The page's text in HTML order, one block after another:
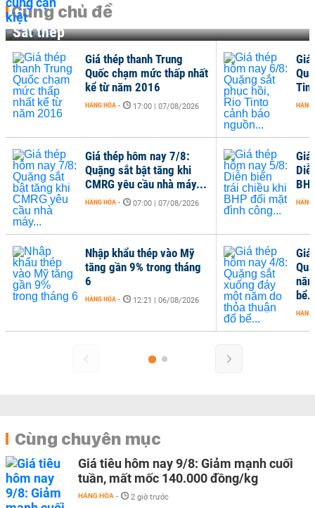
Cùng chủ đề
Sắt thép
Giá thép thanh Trung
Quốc chạm mức thấp nhất
kể từ năm 2016
HÀNG HÓA - 17:00 | 07/08/2026
Giá thép hôm nay 7/8:
Quặng sắt bật tăng khi
CMRG yêu cầu nhà máy...
HÀNG HÓA - 07:00 | 07/08/2026
Nhập khẩu thép vào Mỹ
tăng gần 9% trong tháng
6
HÀNG HÓA - 12:21 | 06/08/2026
HÀNG
HÀNG
HÀNG
Cùng chuyên mục
Giá tiêu hôm nay 9/8: Giảm mạnh cuối
tuần, mất mốc 140.000 đồng/kg
HÀNG HÓA - 2 giờ trước